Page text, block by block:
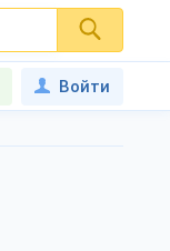
Войти